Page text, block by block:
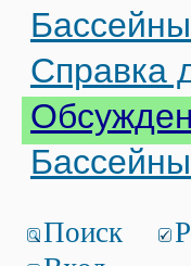
Справка
Поиск